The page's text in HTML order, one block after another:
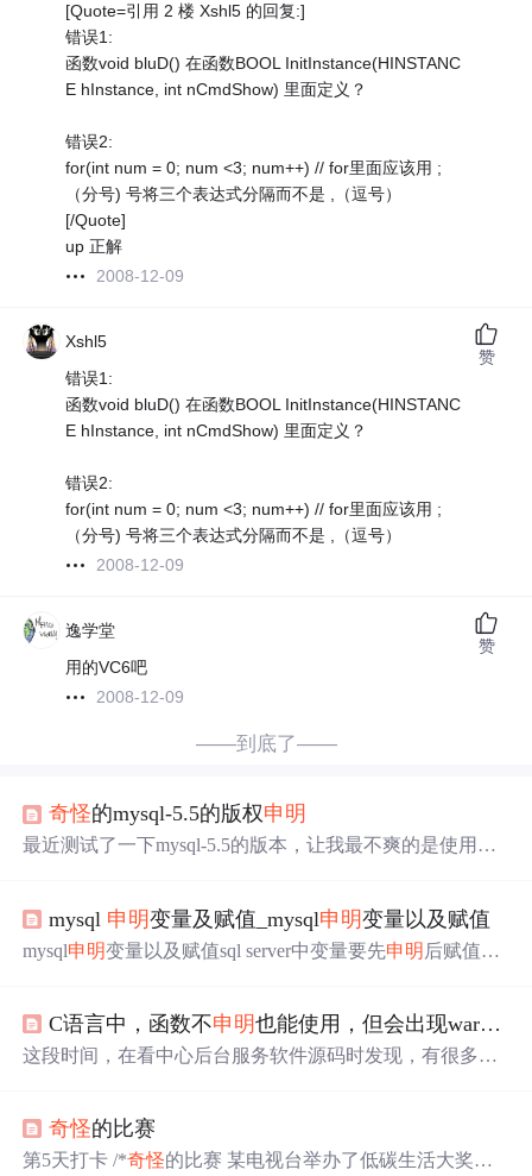
[Quote=引用 2 楼 Xshl5 的回复:]
错误1:
函数void bluD() 在函数BOOL InitInstance(HINSTANC
E hInstance, int nCmdShow) 里面定义？
错误2:
for(int num = 0; num <3; num++) // for里面应该用 ;
（分号) 号将三个表达式分隔而不是 ,（逗号）
[/Quote]
up 正解
2008-12-09
Xshl5
错误1:
函数void bluD() 在函数BOOL InitInstance(HINSTANC
E hInstance, int nCmdShow) 里面定义？
错误2:
for(int num = 0; num <3; num++) // for里面应该用 ;
（分号) 号将三个表达式分隔而不是 ,（逗号）
2008-12-09
赞
逸学堂
用的VC6吧
2008-12-09
赞
——到底了——
奇怪的mysql-5.5的版权申明
最近测试了一下mysql-5.5的版本，让我最不爽的是使用mys
h ; or \g. Your MySQL connection id is 1 Server version: 5...
mysql 申明变量及赋值_mysql申明变量以及赋值
mysql申明变量以及赋值sql server中变量要先申明 后赋值：
变量名 数据类型；例如：declare @num int；赋值：有两种
方法式(@num为变量名，value为值)set @num=value; 或 sele
C语言中，函数不申明也能使用，但会出现warning: implicit declaration of function
这段时间，在看中心后台服务软件源码时发现，有很多自
数的头文件。这就
包括标准输入输出头文件，何况是自定义函数？这个问题
奇怪的比赛
第5天打卡 /*奇怪的比赛 某电视台举办了低碳生活大奖